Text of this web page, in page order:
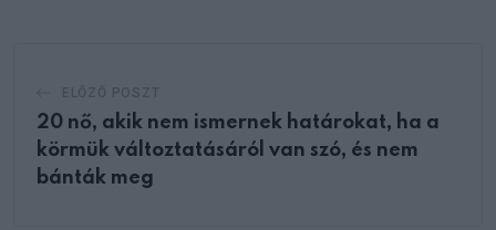
20 nő, akik nem ismernek határokat, ha a
körmük változtatásáról van szó, és nem
bánták meg